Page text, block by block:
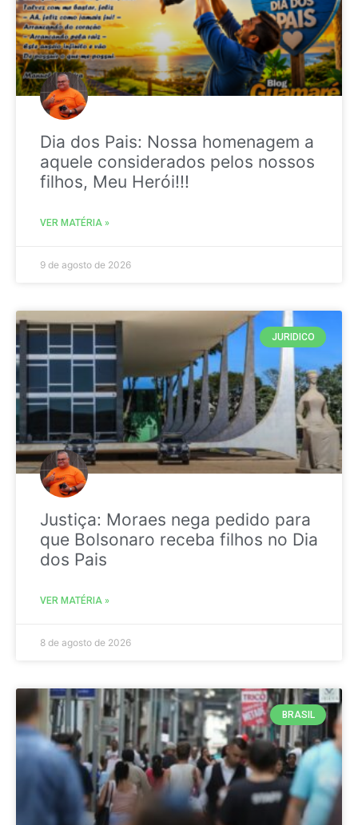
Dia dos Pais: Nossa homenagem a
aquele considerados pelos nossos
filhos, Meu Herói!!!
VER MATÉRIA »
9 de agosto de 2026
JURIDICO
Justiça: Moraes nega pedido para
que Bolsonaro receba filhos no Dia
dos Pais
VER MATÉRIA »
8 de agosto de 2026
BRASIL